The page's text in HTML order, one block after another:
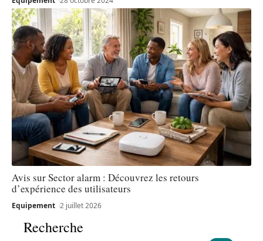
Avis sur Sector alarm : Découvrez les retours
d’expérience des utilisateurs
Equipement 2 juillet 2026
Recherche